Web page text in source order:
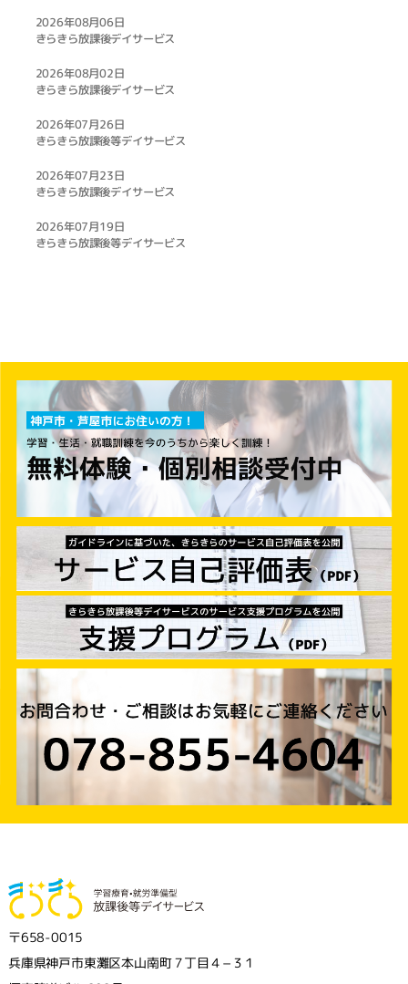
2026年08月06日
きらきら放課後デイサービス
2026年08月02日
きらきら放課後デイサービス
2026年07月26日
きらきら放課後等デイサービス
2026年07月23日
きらきら放課後デイサービス
2026年07月19日
きらきら放課後等デイサービス
〒658-0015
兵庫県神戸市東灘区本山南町７丁目４−３１